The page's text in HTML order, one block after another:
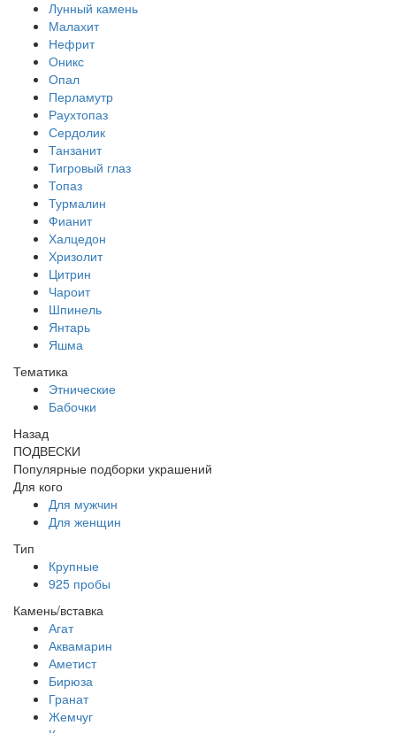
Лунный камень
Малахит
Нефрит
Оникс
Опал
Перламутр
Раухтопаз
Сердолик
Танзанит
Тигровый глаз
Топаз
Турмалин
Фианит
Халцедон
Хризолит
Цитрин
Чароит
Шпинель
Янтарь
Яшма
Тематика
Этнические
Бабочки
Назад
ПОДВЕСКИ
Популярные подборки украшений
Для кого
Для мужчин
Для женщин
Тип
Крупные
925 пробы
Камень/вставка
Агат
Аквамарин
Аметист
Бирюза
Гранат
Жемчуг